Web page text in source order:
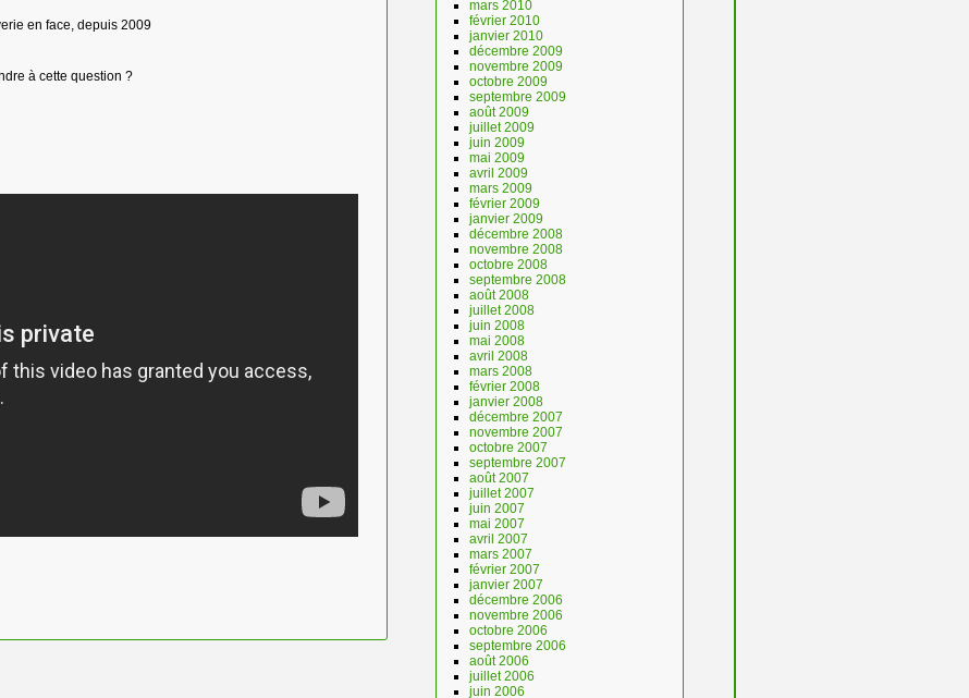
en face, depuis 2009
à cette question ?
mars 2010
février 2010
janvier 2010
décembre 2009
novembre 2009
octobre 2009
septembre 2009
août 2009
juillet 2009
juin 2009
mai 2009
avril 2009
mars 2009
février 2009
janvier 2009
décembre 2008
novembre 2008
octobre 2008
septembre 2008
août 2008
juillet 2008
juin 2008
mai 2008
avril 2008
mars 2008
février 2008
janvier 2008
décembre 2007
novembre 2007
octobre 2007
septembre 2007
août 2007
juillet 2007
juin 2007
mai 2007
avril 2007
mars 2007
février 2007
janvier 2007
décembre 2006
novembre 2006
octobre 2006
septembre 2006
août 2006
juillet 2006
juin 2006